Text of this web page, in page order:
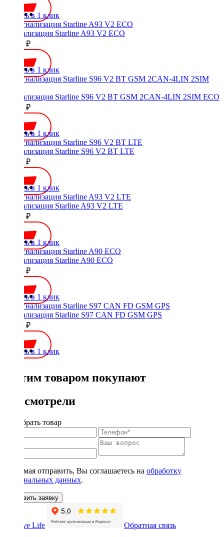
Купить в 1 клик
Сигнализация Starline A93 V2 ECO
11800 ₽
Купить в 1 клик
Сигнализация Starline S96 V2 BT GSM 2CAN-4LIN 2SIM ECO
19450 ₽
Купить в 1 клик
Сигнализация Starline S96 V2 BT LTE
23300 ₽
Купить в 1 клик
Сигнализация Starline A93 V2 LTE
22300 ₽
Купить в 1 клик
Сигнализация Starline A90 ECO
10950 ₽
Купить в 1 клик
Сигнализация Starline S97 CAN FD GSM GPS
25450 ₽
Купить в 1 клик
С этим товаром покупают
Вы смотрели
Подобрать товар
Нажимая отправить, Вы соглашаетесь на обработку
персональных данных.
Оставить заявку
Обратная связь